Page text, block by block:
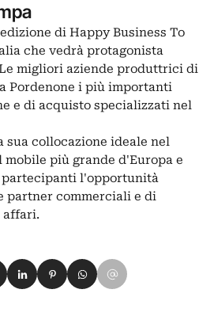
di Happy Business To
che vedrà protagonista
migliori aziende produttrici di
Pordenone i più importanti
e di acquisto specializzati nel
sua collocazione ideale nel
più grande d'Europa e
l'opportunità
partner commerciali e di
affari.
su Facebook
su X
Condividi su LinkedIn
Condividi su Pinterest
Condividi su WhatsApp
Condividi su Email